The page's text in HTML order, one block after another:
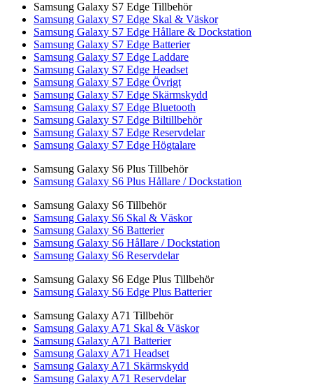
Samsung Galaxy S7 Edge Tillbehör
Samsung Galaxy S7 Edge Skal & Väskor
Samsung Galaxy S7 Edge Hållare & Dockstation
Samsung Galaxy S7 Edge Batterier
Samsung Galaxy S7 Edge Laddare
Samsung Galaxy S7 Edge Headset
Samsung Galaxy S7 Edge Övrigt
Samsung Galaxy S7 Edge Skärmskydd
Samsung Galaxy S7 Edge Bluetooth
Samsung Galaxy S7 Edge Biltillbehör
Samsung Galaxy S7 Edge Reservdelar
Samsung Galaxy S7 Edge Högtalare
Samsung Galaxy S6 Plus Tillbehör
Samsung Galaxy S6 Plus Hållare / Dockstation
Samsung Galaxy S6 Tillbehör
Samsung Galaxy S6 Skal & Väskor
Samsung Galaxy S6 Batterier
Samsung Galaxy S6 Hållare / Dockstation
Samsung Galaxy S6 Reservdelar
Samsung Galaxy S6 Edge Plus Tillbehör
Samsung Galaxy S6 Edge Plus Batterier
Samsung Galaxy A71 Tillbehör
Samsung Galaxy A71 Skal & Väskor
Samsung Galaxy A71 Batterier
Samsung Galaxy A71 Headset
Samsung Galaxy A71 Skärmskydd
Samsung Galaxy A71 Reservdelar